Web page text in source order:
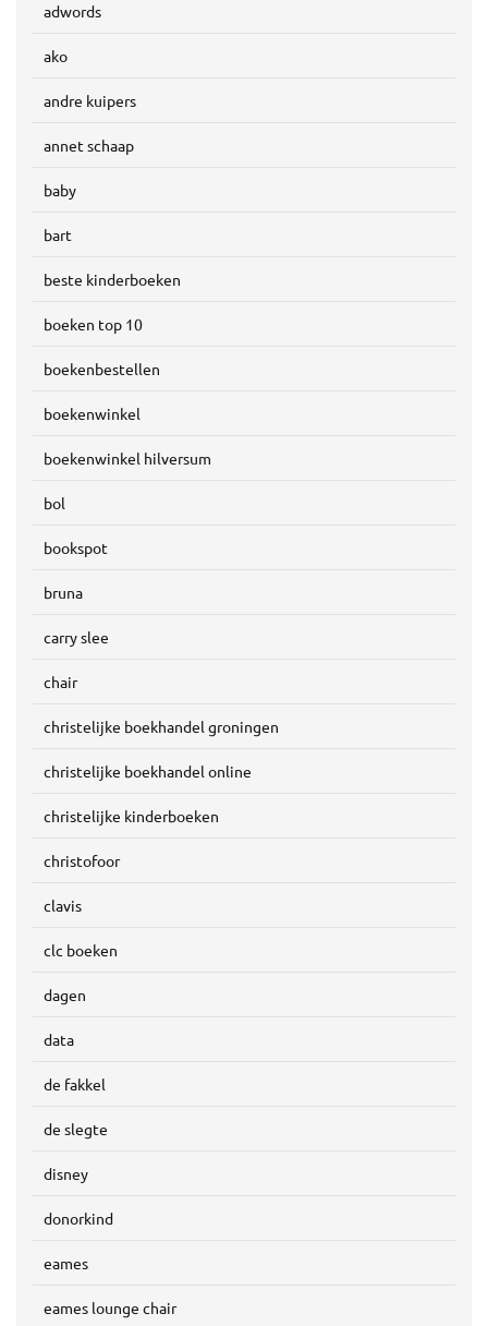
adwords
ako
andre kuipers
annet schaap
baby
bart
beste kinderboeken
boeken top 10
boekenbestellen
boekenwinkel
boekenwinkel hilversum
bol
bookspot
bruna
carry slee
chair
christelijke boekhandel groningen
christelijke boekhandel online
christelijke kinderboeken
christofoor
clavis
clc boeken
dagen
data
de fakkel
de slegte
disney
donorkind
eames
eames lounge chair